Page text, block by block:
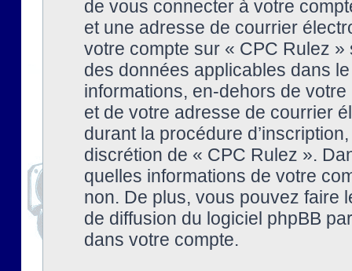
de vous connecter à votre
et une adresse de courrier
votre compte sur « CPC Rulez
des données applicables dans
informations, en-dehors de
et de votre adresse de courrier
durant la procédure
discrétion de « CPC Rulez ».
quelles informations de votre
non. De plus, vous pouvez faire
de diffusion du logiciel phpBB
dans votre compte.